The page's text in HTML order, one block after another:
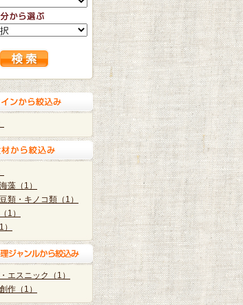
藻（1）
類・キノコ類（1）
1）
エスニック（1）
作（1）